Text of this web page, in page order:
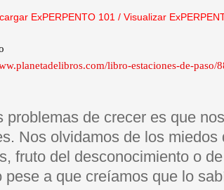
ExPERPENTO 101/ Visualizar
libro-estaciones-de-paso/
problemas de crecer es que
Nos olvidamos de los miedos
fruto del desconocimiento o
pese a que creíamos que lo